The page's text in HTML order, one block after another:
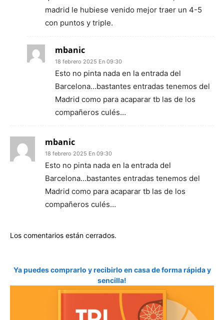
madrid le hubiese venido mejor traer un 4-5
con puntos y triple.
mbanic
18 febrero 2025 En 09:30
Esto no pinta nada en la entrada del
Barcelona…bastantes entradas tenemos del
Madrid como para acaparar tb las de los
compañeros culés…
mbanic
18 febrero 2025 En 09:30
Esto no pinta nada en la entrada del
Barcelona…bastantes entradas tenemos del
Madrid como para acaparar tb las de los
compañeros culés…
Los comentarios están cerrados.
Ya puedes comprarlo y recibirlo en casa de forma rápida y
sencilla!